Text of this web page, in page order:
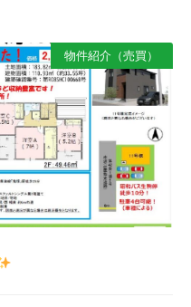
物件紹介（売買）